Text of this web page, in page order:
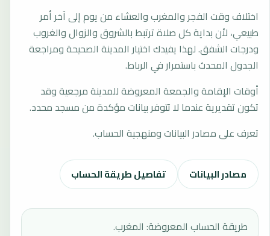
اختلاف وقت الفجر والمغرب والعشاء من يوم إلى آخر أمر
طبيعي، لأن بداية كل صلاة ترتبط بالشروق والزوال والغروب
ودرجات الشفق. لهذا يفيدك اختيار المدينة الصحيحة ومراجعة
الجدول المحدث باستمرار في الرباط.
أوقات الإقامة والجمعة المعروضة للمدينة مرجعية وقد
تكون تقديرية عندما لا تتوفر بيانات مؤكدة من مسجد محدد.
تعرف على مصادر البيانات ومنهجية الحساب.
مصادر البيانات تفاصيل طريقة الحساب
طريقة الحساب المعروضة: المغرب.